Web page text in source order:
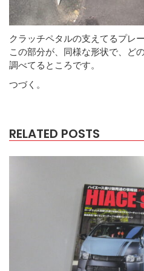
クラッチペタルの支えてるプレ
この部分が、同様な形状で、ど
調べてるところです。
つづく。
RELATED POSTS